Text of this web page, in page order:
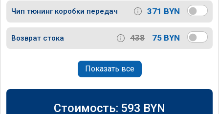
Чип тюнинг коробки передач 371 BYN
Возврат стока 438 75 BYN
Показать все
Стоимость: 593 BYN